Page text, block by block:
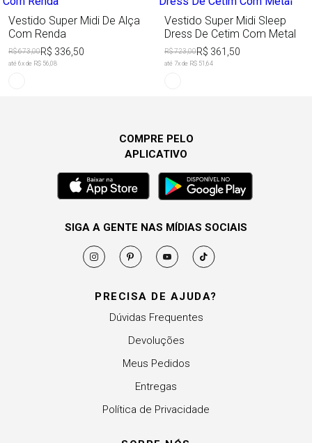
Vestido Super Midi De Alça
Com Renda
R$ 673,00R$ 336,50
até 6x de R$ 56,08
Vestido Super Midi Sleep
Dress De Cetim Com Metal
R$ 723,00R$ 361,50
até 7x de R$ 51,64
PRECISA DE AJUDA?
Dúvidas Frequentes
Devoluções
Meus Pedidos
Entregas
Política de Privacidade
COMPRE PELO
APLICATIVO
SIGA A GENTE NAS MÍDIAS SOCIAIS